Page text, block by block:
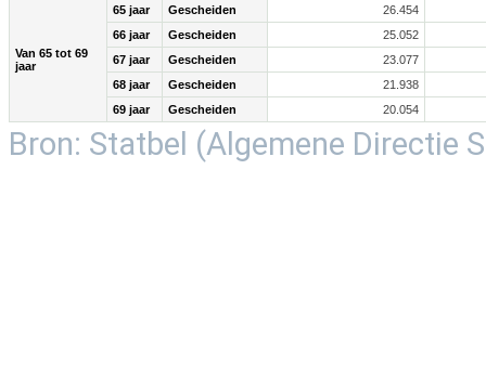
Van 65 tot 69
jaar
65 jaar Gescheiden
26.454
66 jaar
Gescheiden
25.052
67 jaar
Gescheiden
23.077
68 jaar
Gescheiden
21.938
69 jaar
Gescheiden 20.054
Bron: Statbel (Algemene Directie